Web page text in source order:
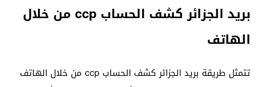
بريد الجزائر كشف الحساب ccp من خلال
الهاتف
تتمثل طريقة بريد الجزائر كشف الحساب ccp من خلال الهاتف